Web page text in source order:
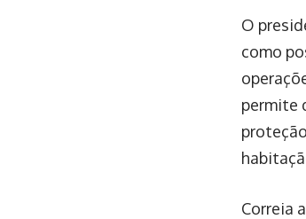
O
como
permite
Correia